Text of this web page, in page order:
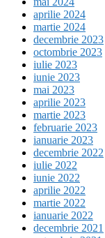
aprilie 2024
martie 2024
decembrie 2023
octombrie 2023
iulie 2023
iunie 2023
mai 2023
aprilie 2023
martie 2023
februarie 2023
ianuarie 2023
decembrie 2022
iulie 2022
iunie 2022
aprilie 2022
martie 2022
ianuarie 2022
decembrie 2021